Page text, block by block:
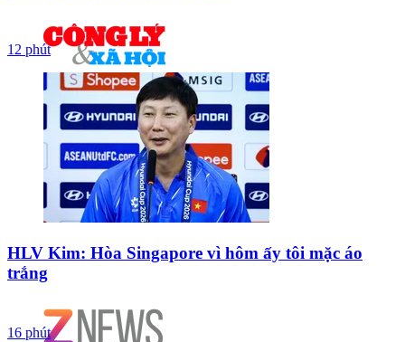
12 phút
HLV Kim: Hòa Singapore vì hôm ấy tôi mặc áo
trắng
16 phút